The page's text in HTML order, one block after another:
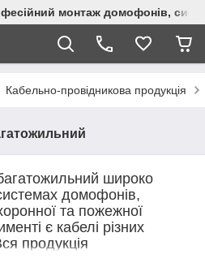
монтаж домофонів,
Кабельно-провідникова продукція
широко
домофонів,
та пожежної
є кабелі різних
продукція